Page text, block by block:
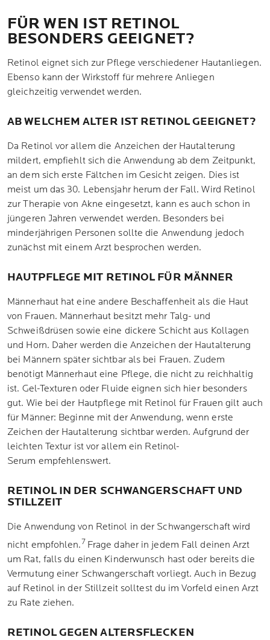
FÜR WEN IST RETINOL
BESONDERS GEEIGNET?
Retinol eignet sich zur Pflege verschiedener Hautanliegen.
Ebenso kann der Wirkstoff für mehrere Anliegen
gleichzeitig verwendet werden.
AB WELCHEM ALTER IST RETINOL GEEIGNET?
Da Retinol vor allem die Anzeichen der Hautalterung
mildert, empfiehlt sich die Anwendung ab dem Zeitpunkt,
an dem sich erste Fältchen im Gesicht zeigen. Dies ist
meist um das 30. Lebensjahr herum der Fall. Wird Retinol
zur Therapie von Akne eingesetzt, kann es auch schon in
jüngeren Jahren verwendet werden. Besonders bei
minderjährigen Personen sollte die Anwendung jedoch
zunächst mit einem Arzt besprochen werden.
HAUTPFLEGE MIT RETINOL FÜR MÄNNER
Männerhaut hat eine andere Beschaffenheit als die Haut
von Frauen. Männerhaut besitzt mehr Talg- und
Schweißdrüsen sowie eine dickere Schicht aus Kollagen
und Horn. Daher werden die Anzeichen der Hautalterung
bei Männern später sichtbar als bei Frauen. Zudem
benötigt Männerhaut eine Pflege, die nicht zu reichhaltig
ist. Gel-Texturen oder Fluide eignen sich hier besonders
gut. Wie bei der Hautpflege mit Retinol für Frauen gilt auch
für Männer: Beginne mit der Anwendung, wenn erste
Zeichen der Hautalterung sichtbar werden. Aufgrund der
leichten Textur ist vor allem ein Retinol-
Serum empfehlenswert.
RETINOL IN DER SCHWANGERSCHAFT UND
STILLZEIT
Die Anwendung von Retinol in der Schwangerschaft wird
nicht empfohlen.7 Frage daher in jedem Fall deinen Arzt
um Rat, falls du einen Kinderwunsch hast oder bereits die
Vermutung einer Schwangerschaft vorliegt. Auch in Bezug
auf Retinol in der Stillzeit solltest du im Vorfeld einen Arzt
zu Rate ziehen.
RETINOL GEGEN ALTERSFLECKEN